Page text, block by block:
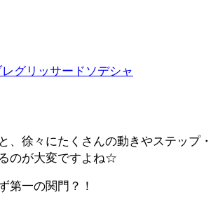
レグリッサードソデシャ
、徐々にたくさんの動きやステップ
のが大変ですよね☆
第一の関門？！